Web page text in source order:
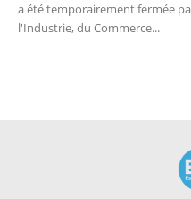
a été temporairement fermée
l'Industrie, du Commerce...